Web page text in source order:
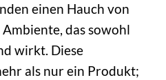
einen Hauch von
das sowohl
wirkt. Diese
als nur ein Produkt;